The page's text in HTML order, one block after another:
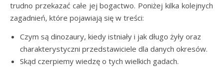
trudno przekazać całe jej bogactwo. Poniżej kilka kolejnych
zagadnień, które pojawiają się w treści:
Czym są dinozaury, kiedy istniały i jak długo żyły oraz
charakterystyczni przedstawiciele dla danych okresów.
Skąd czerpiemy wiedzę o tych wielkich gadach.